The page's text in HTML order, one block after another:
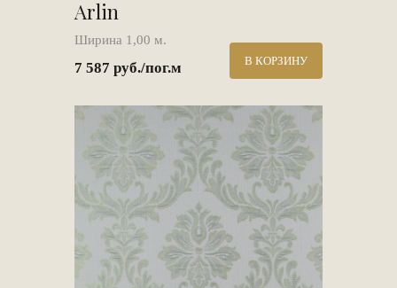
Arlin
Ширина 1,00 м.
7 587 руб./пог.м В КОРЗИНУ